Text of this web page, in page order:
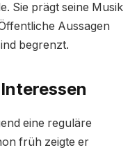
Sie prägt seine Musik
Aussagen
begrenzt.
eine reguläre
früh zeigte er